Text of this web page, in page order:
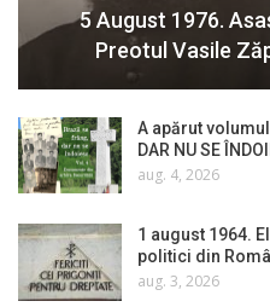
5 August 1976.
Preotul Vasile
A apărut volumul
DAR NU SE
aug. 4, 2026
1 august 1964.
politici din
aug. 3, 2026